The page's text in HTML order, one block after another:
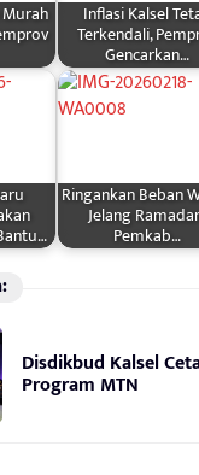
Inflasi Kalsel
Terkendali,
Gencarkan…
Ringankan Beban
Jelang
Pemkab…
Disdikbud Kalsel
Program MTN